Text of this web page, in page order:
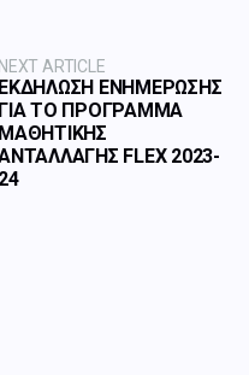
NEXT ARTICLE
ΕΚΔΗΛΩΣΗ ΕΝΗΜΕΡΩΣΗΣ
ΓΙΑ ΤΟ ΠΡΟΓΡΑΜΜΑ
ΜΑΘΗΤΙΚΗΣ
FLEX 2023-
24